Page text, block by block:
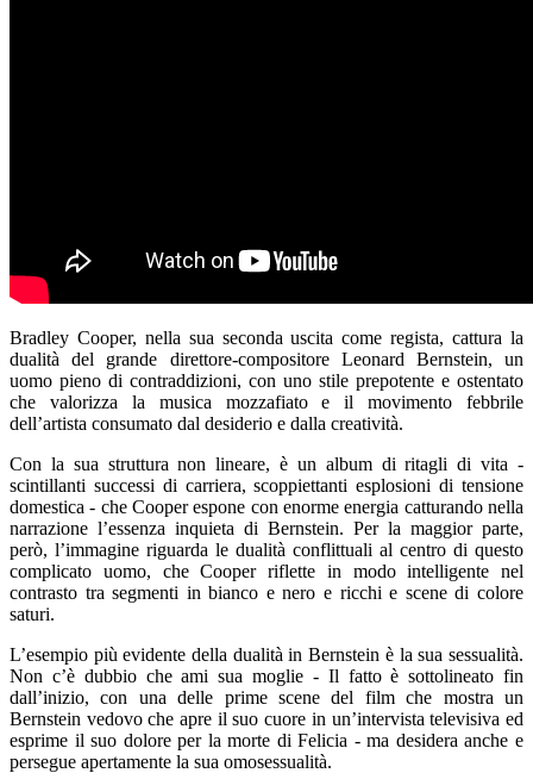
Bradley Cooper, nella sua seconda uscita come regista, cattura la
dualità del grande direttore-compositore Leonard Bernstein, un
uomo pieno di contraddizioni, con uno stile prepotente e ostentato
che valorizza la musica mozzafiato e il movimento febbrile
dell’artista consumato dal desiderio e dalla creatività.
Con la sua struttura non lineare, è un album di ritagli di vita -
scintillanti successi di carriera, scoppiettanti esplosioni di tensione
domestica - che Cooper espone con enorme energia catturando nella
narrazione l’essenza inquieta di Bernstein. Per la maggior parte,
però, l’immagine riguarda le dualità conflittuali al centro di questo
complicato uomo, che Cooper riflette in modo intelligente nel
contrasto tra segmenti in bianco e nero e ricchi e scene di colore
saturi.
L’esempio più evidente della dualità in Bernstein è la sua sessualità.
Non c’è dubbio che ami sua moglie - Il fatto è sottolineato fin
dall’inizio, con una delle prime scene del film che mostra un
Bernstein vedovo che apre il suo cuore in un’intervista televisiva ed
esprime il suo dolore per la morte di Felicia - ma desidera anche e
persegue apertamente la sua omosessualità.